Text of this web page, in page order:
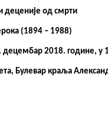
деценије од смрти
(1894 – 1988)
2018. године, у
, Булевар краља